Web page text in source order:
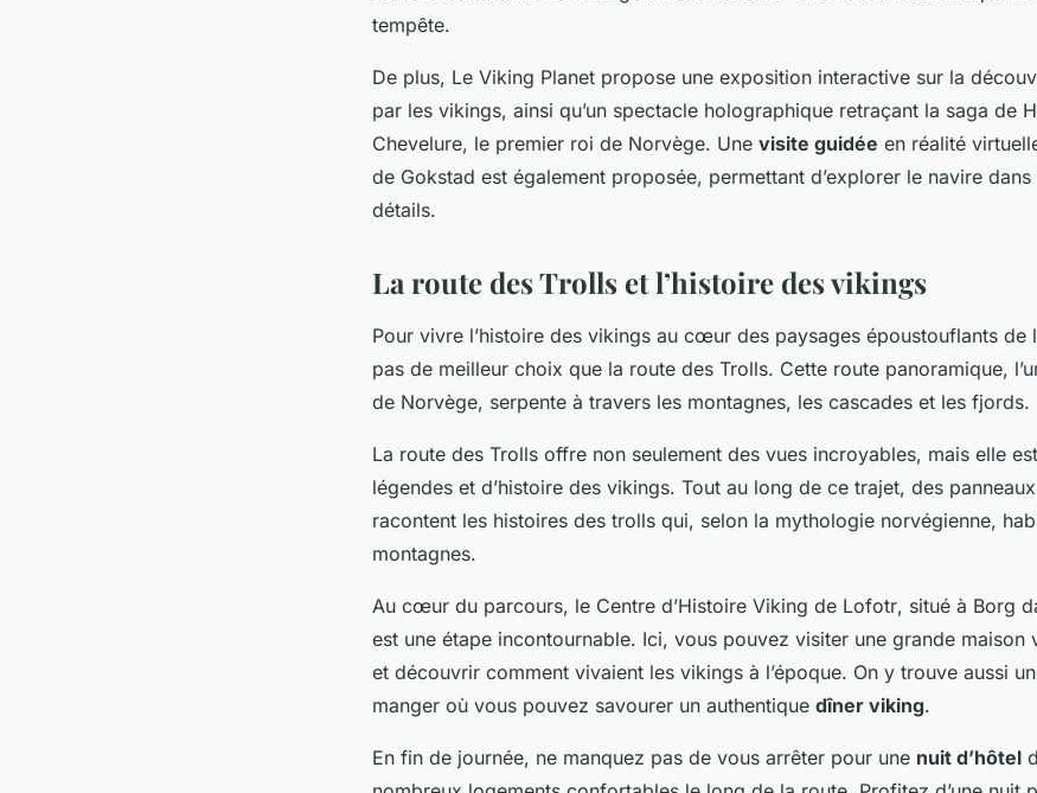
tempête.
De plus, Le Viking Planet propose une exposition interactive sur la
par les vikings, ainsi qu’un spectacle holographique retraçant la saga de
Chevelure, le premier roi de Norvège. Une visite guidée en réalité
de Gokstad est également proposée, permettant d’explorer le navire
détails.
La route des Trolls et l’histoire des vikings
Pour vivre l’histoire des vikings au cœur des paysages époustouflants de
pas de meilleur choix que la route des Trolls. Cette route panoramique,
de Norvège, serpente à travers les montagnes, les cascades et les fjords.
La route des Trolls offre non seulement des vues incroyables, mais elle
légendes et d’histoire des vikings. Tout au long de ce trajet, des
racontent les histoires des trolls qui, selon la mythologie norvégienne,
montagnes.
Au cœur du parcours, le Centre d’Histoire Viking de Lofotr, situé à Borg
est une étape incontournable. Ici, vous pouvez visiter une grande maison
et découvrir comment vivaient les vikings à l’époque. On y trouve aussi
manger où vous pouvez savourer un authentique dîner viking.
En fin de journée, ne manquez pas de vous arrêter pour une nuit d’hôtel